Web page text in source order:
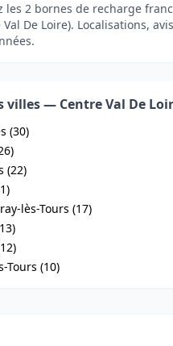
les 2 bornes de recharge
Val De Loire). Localisations,
villes — Centre Val De
(30)
(22)
lès-Tours (17)
Tours (10)